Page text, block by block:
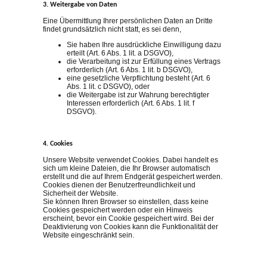
3. Weitergabe von Daten
Eine Übermittlung Ihrer persönlichen Daten an Dritte
findet grundsätzlich nicht statt, es sei denn,
Sie haben Ihre ausdrückliche Einwilligung dazu
erteilt (Art. 6 Abs. 1 lit. a DSGVO),
die Verarbeitung ist zur Erfüllung eines Vertrags
erforderlich (Art. 6 Abs. 1 lit. b DSGVO),
eine gesetzliche Verpflichtung besteht (Art. 6
Abs. 1 lit. c DSGVO), oder
die Weitergabe ist zur Wahrung berechtigter
Interessen erforderlich (Art. 6 Abs. 1 lit. f
DSGVO).
4. Cookies
Unsere Website verwendet Cookies. Dabei handelt es
sich um kleine Dateien, die Ihr Browser automatisch
erstellt und die auf Ihrem Endgerät gespeichert werden.
Cookies dienen der Benutzerfreundlichkeit und
Sicherheit der Website.
Sie können Ihren Browser so einstellen, dass keine
Cookies gespeichert werden oder ein Hinweis
erscheint, bevor ein Cookie gespeichert wird. Bei der
Deaktivierung von Cookies kann die Funktionalität der
Website eingeschränkt sein.